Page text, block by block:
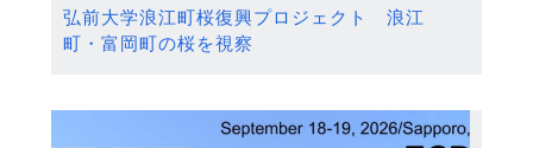
弘前大学浪江町桜復興プロジェクト 浪江
町・富岡町の桜を視察